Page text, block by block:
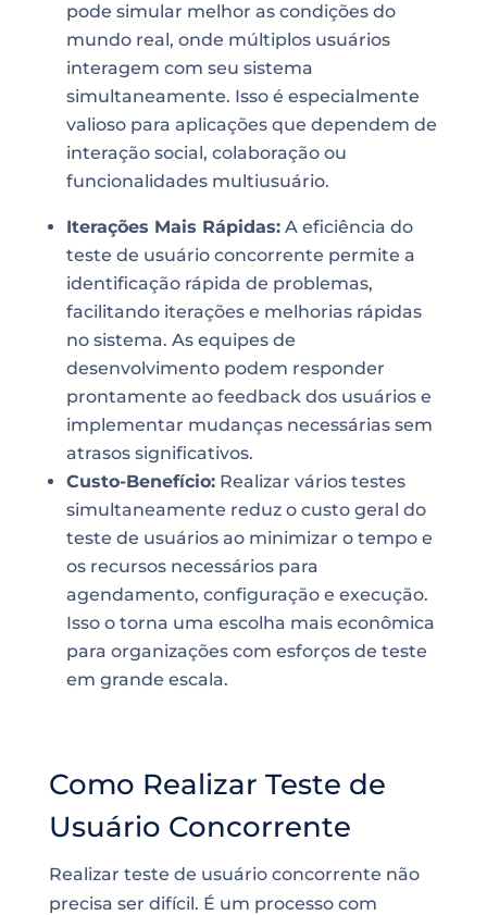
pode simular melhor as condições do
mundo real, onde múltiplos usuários
interagem com seu sistema
simultaneamente. Isso é especialmente
valioso para aplicações que dependem de
interação social, colaboração ou
funcionalidades multiusuário.
Iterações Mais Rápidas:A eficiência do
teste de usuário concorrente permite a
identificação rápida de problemas,
facilitando iterações e melhorias rápidas
no sistema. As equipes de
desenvolvimento podem responder
prontamente ao feedback dos usuários e
implementar mudanças necessárias sem
atrasos significativos.
Custo-Benefício:Realizar vários testes
simultaneamente reduz o custo geral do
teste de usuários ao minimizar o tempo e
os recursos necessários para
agendamento, configuração e execução.
Isso o torna uma escolha mais econômica
para organizações com esforços de teste
em grande escala.
Como Realizar Teste de
Usuário Concorrente
Realizar teste de usuário concorrente não
precisa ser difícil. É um processo com